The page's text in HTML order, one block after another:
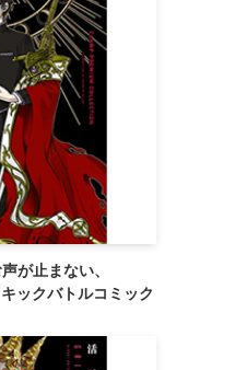
が止まない、
ックバトルコミック